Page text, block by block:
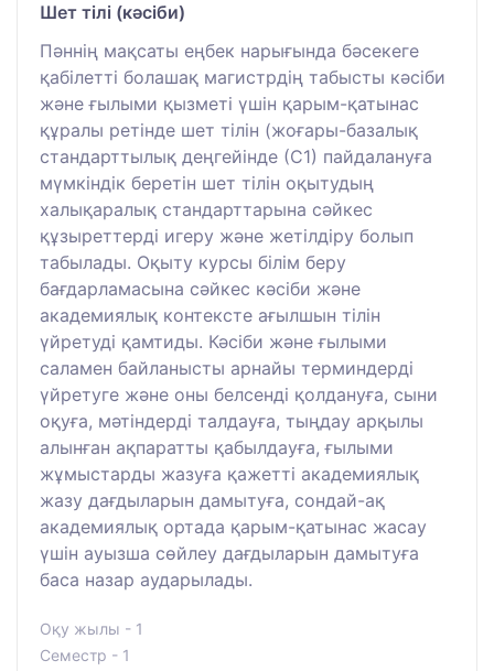
Шет тілі (кәсіби)
Пәннің мақсаты еңбек нарығында бәсекеге
қабілетті болашақ магистрдің табысты кәсіби
және ғылыми қызметі үшін қарым-қатынас
құралы ретінде шет тілін (жоғары-базалық
стандарттылық деңгейінде (С1) пайдалануға
мүмкіндік беретін шет тілін оқытудың
халықаралық стандарттарына сәйкес
құзыреттерді игеру және жетілдіру болып
табылады. Оқыту курсы білім беру
бағдарламасына сәйкес кәсіби және
академиялық контексте ағылшын тілін
үйретуді қамтиды. Кәсіби және ғылыми
саламен байланысты арнайы терминдерді
үйретуге және оны белсенді қолдануға, сыни
оқуға, мәтіндерді талдауға, тыңдау арқылы
алынған ақпаратты қабылдауға, ғылыми
жұмыстарды жазуға қажетті академиялық
жазу дағдыларын дамытуға, сондай-ақ
академиялық ортада қарым-қатынас жасау
үшін ауызша сөйлеу дағдыларын дамытуға
баса назар аударылады.
Оқу жылы - 1
Семестр - 1